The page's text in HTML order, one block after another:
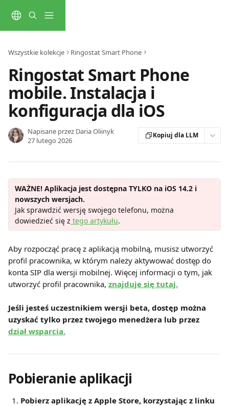
Wszystkie kolekcje Ringostat Smart Phone
Ringostat Smart Phone
mobile. Instalacja i
konfiguracja dla iOS
Napisane przez Daria Oliinyk
27 lutego 2026
Kopiuj dla LLM
WAŻNE! Aplikacja jest dostępna TYLKO na iOS 14.2 i
nowszych wersjach.
Jak sprawdzić wersję swojego telefonu, można
dowiedzieć się z tego artykułu.
Aby rozpocząć pracę z aplikacją mobilną, musisz utworzyć
profil pracownika, w którym należy aktywować dostęp do
konta SIP dla wersji mobilnej. Więcej informacji o tym, jak
utworzyć profil pracownika, znajduje się tutaj.
Jeśli jesteś uczestnikiem wersji beta, dostęp można
uzyskać tylko przez twojego menedżera lub przez
dział wsparcia.
Pobieranie aplikacji
Pobierz aplikację z Apple Store, korzystając z linku